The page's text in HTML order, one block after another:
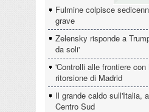
Fulmine colpisce
grave
Zelensky risponde a
da soli'
'Controlli alle frontiere
ritorsione di Madrid
Il grande caldo sull'Italia,
Centro Sud